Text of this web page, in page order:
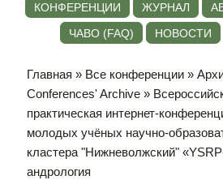
КОНФЕРЕНЦИИ ЖУРНАЛ
ЧАВО (FAQ)
НОВОСТИ
Главная » Все конференции »
Conferences' Archive »
практическая интернет-
молодых учёных научно-
кластера "Нижневолжский"
андрология